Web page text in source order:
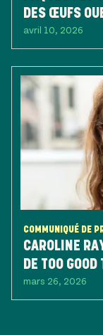
DES ŒUFS
avril 10, 2026
COMMUNIQUÉ DE
CAROLINE
DE TOO GOOD
mars 26, 2026